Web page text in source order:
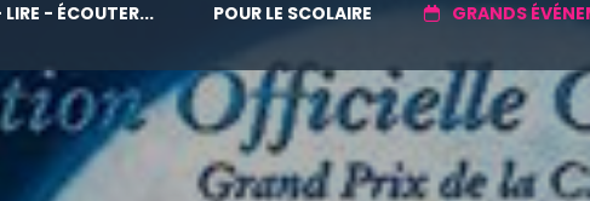
- ÉCOUTER... POUR LE SCOLAIRE GRANDS